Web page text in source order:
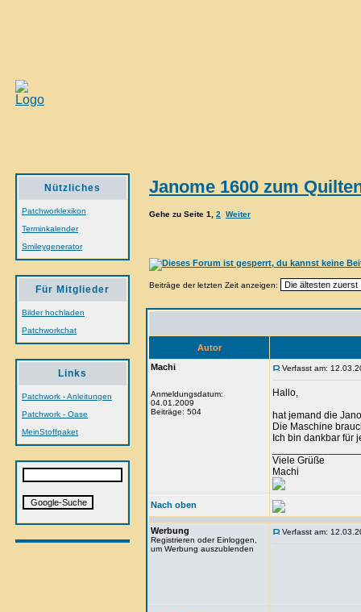
Nützliches
Patchworklexikon
Terminkalender
Smileygenerator
Für Mitglieder
Bilder hochladen
Patchworkchat
Links
Patchwork - Anleitungen
Patchwork - Oase
MeinStoffpaket
Janome 1600 zum
Gehe zu Seite 1 2 Weiter
Beiträge der letzten Zeit anzeigen:
Autor
Machi
Anmeldungsdatum:
04.01.2009
Beiträge: 504
Verfasst am:
Hallo,
hat jemand die
Die Maschine
Ich bin dankbar für
Viele Grüße
Machi
Nach oben
Werbung
Registrieren oder Einloggen,
um Werbung auszublenden
Verfasst am: